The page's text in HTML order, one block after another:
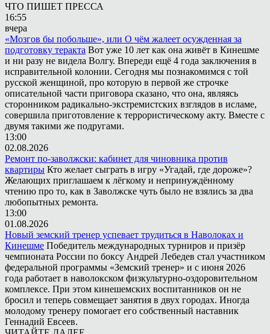
ЧТО ПИШЕТ ПРЕССА
16:55
вчера
«Мозгов бы побольше», или О чём жалеет осужденная за
подготовку теракта Вот уже 10 лет как она живёт в Кинешме
и ни разу не видела Волгу. Впереди ещё 4 года заключения в
исправительной колонии. Сегодня мы познакомимся с той
русской женщиной, про которую в первой же строчке
описательной части приговора сказано, что она, являясь
сторонником радикально-экстремистских взглядов в исламе,
совершила приготовление к террористическому акту. Вместе с
двумя такими же подругами.
13:00
02.08.2026
Ремонт по-заволжски: кабинет для чиновника против
квартиры Кто желает сыграть в игру «Угадай, где дороже»?
Желающих приглашаем к лёгкому и непринуждённому
чтению про то, как в Заволжске чуть было не взялись за два
любопытных ремонта.
13:00
01.08.2026
Новый земский тренер успевает трудиться в Наволоках и
Кинешме Победитель международных турниров и призёр
чемпионата России по боксу Андрей Лебедев стал участником
федеральной программы «Земский тренер» и с июня 2026
года работает в наволокском физкультурно-оздоровительном
комплексе. При этом кинешемских воспитанников он не
бросил и теперь совмещает занятия в двух городах. Иногда
молодому тренеру помогает его собственный наставник
Геннадий Евсеев.